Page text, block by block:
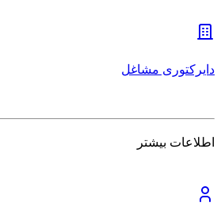
دایرکتوری مشاغل
اطلاعات بیشتر